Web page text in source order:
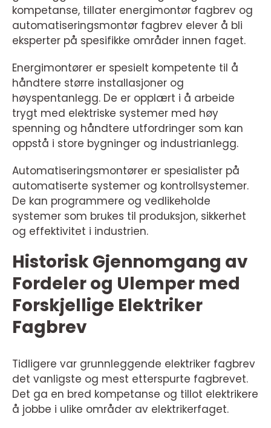
kompetanse, tillater energimontør fagbrev og
automatiseringsmontør fagbrev elever å bli
eksperter på spesifikke områder innen faget.
Energimontører er spesielt kompetente til å
håndtere større installasjoner og
høyspentanlegg. De er opplært i å arbeide
trygt med elektriske systemer med høy
spenning og håndtere utfordringer som kan
oppstå i store bygninger og industrianlegg.
Automatiseringsmontører er spesialister på
automatiserte systemer og kontrollsystemer.
De kan programmere og vedlikeholde
systemer som brukes til produksjon, sikkerhet
og effektivitet i industrien.
Historisk Gjennomgang av
Fordeler og Ulemper med
Forskjellige Elektriker
Fagbrev
Tidligere var grunnleggende elektriker fagbrev
det vanligste og mest etterspurte fagbrevet.
Det ga en bred kompetanse og tillot elektrikere
å jobbe i ulike områder av elektrikerfaget.